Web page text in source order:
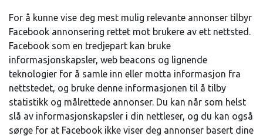
For å kunne vise deg mest mulig relevante annonser tilbyr
Facebook annonsering rettet mot brukere av ett nettsted.
Facebook som en tredjepart kan bruke
informasjonskapsler, web beacons og lignende
teknologier for å samle inn eller motta informasjon fra
nettstedet, og bruke denne informasjonen til å tilby
statistikk og målrettede annonser. Du kan når som helst
slå av informasjonskapsler i din nettleser, og du kan også
sørge for at Facebook ikke viser deg annonser basert dine